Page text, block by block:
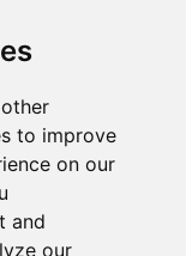
to improve
on our
and
our